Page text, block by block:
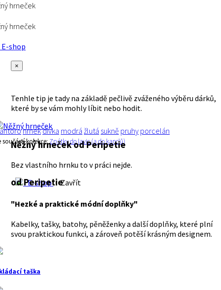
hrneček
hrneček
shop
×
Tenhle tip je tady na základě pečlivě zváženého výběru dárků,
které by se vám mohly líbit nebo hodit.
hrnekdívka modrá žlutá sukně pruhy porcelán
součástí kolekce:Zpátky do lavic (a do kanclů)
Něžný hrnečekod Peripetie
Bez vlastního hrnku to v práci nejde.
E-shop Zavřít
od Peripetie
"Hezké a praktické módní doplňky"
Kabelky, tašky, batohy, pěněženky a další doplňky, které plní
svou praktickou funkci, a zároveň potěší krásným designem.
taška